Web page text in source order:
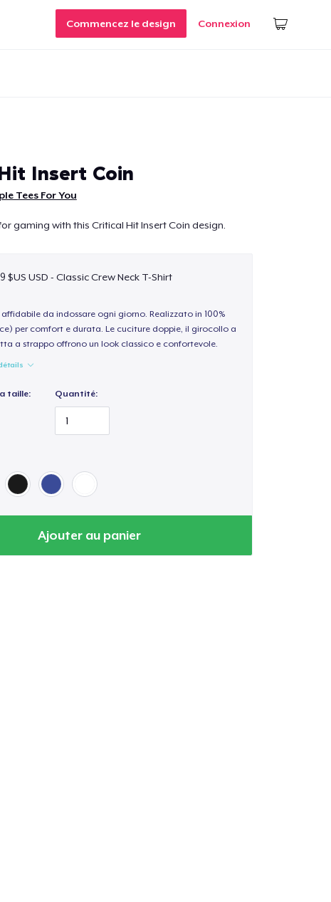
Commencez le design Connexion
Insert Coin
Tees For You
gaming with this Critical Hit Insert Coin design.
$US USD - Classic Crew Neck T-Shirt
da indossare ogni giorno. Realizzato in 100%
per comfort e durata. Le cuciture doppie, il girocollo a
a strappo offrono un look classico e confortevole.
taille: Quantité:
Ajouter au panier